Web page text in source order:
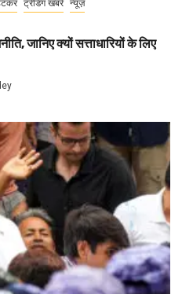
ट्रेंडिंग खबरें न्यूज़
जानिए क्यों सत्ताधारियों के लिए